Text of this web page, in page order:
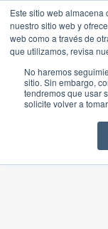
Este sitio web almacena
nuestro sitio web y
web como a través de
que utilizamos, revisa
No haremos
sitio. Sin embargo,
tendremos que usar
solicite volver a